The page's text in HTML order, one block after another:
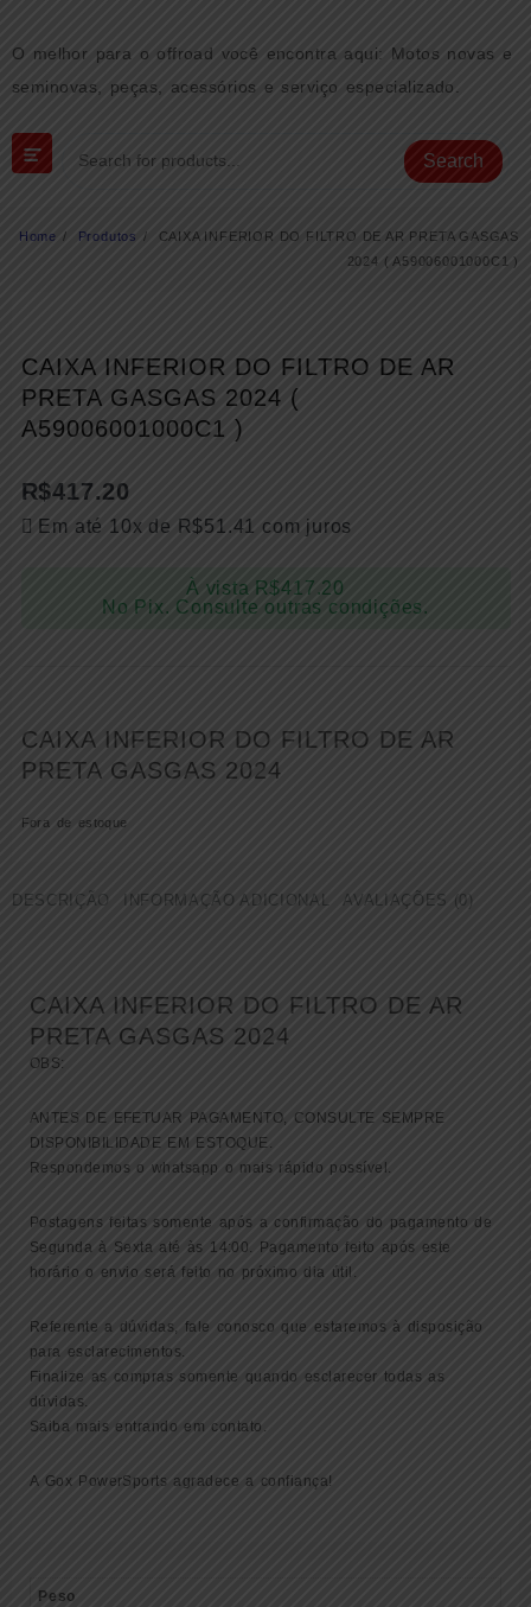
content
O melhor para o offroad você encontra aqui: Motos novas e
seminovas, peças, acessórios e serviço especializado.
Search
Home Produtos
CAIXA INFERIOR DO FILTRO DE AR PRETA GASGAS
2024 ( A59006001000C1 )
CAIXA INFERIOR DO FILTRO DE AR
PRETA GASGAS 2024 (
A59006001000C1 )
R$417.20
Em até 10x de R$51.41 com juros
À vista R$417.20
No Pix. Consulte outras condições.
CAIXA INFERIOR DO FILTRO DE AR
PRETA GASGAS 2024
Fora de estoque
DESCRIÇÃO INFORMAÇÃO ADICIONAL AVALIAÇÕES (0)
CAIXA INFERIOR DO FILTRO DE AR
PRETA GASGAS 2024
OBS:
ANTES DE EFETUAR PAGAMENTO, CONSULTE SEMPRE
DISPONIBILIDADE EM ESTOQUE.
Respondemos o whatsapp o mais rápido possível.
Postagens feitas somente após a confirmação do pagamento de
Segunda à Sexta até às 14:00. Pagamento feito após este
horário o envio será feito no próximo dia útil.
Referente a dúvidas, fale conosco que estaremos à disposição
para esclarecimentos.
Finalize as compras somente quando esclarecer todas as
dúvidas.
Saiba mais entrando em contato.
A Gox PowerSports agradece a confiança!
Peso